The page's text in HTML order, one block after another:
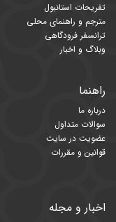
تفریحات استانبول
مترجم و راهنمای محلی
ترانسفر فرودگاهی
وبلاگ و اخبار
راهنما
درباره ما
سوالات متداول
عضویت در سایت
قوانین و مقررات
اخبار و مجله